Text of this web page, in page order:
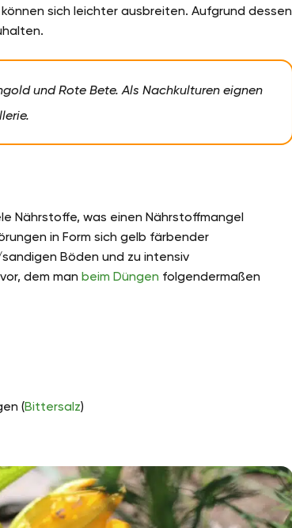
können sich leichter ausbreiten. Aufgrund dessen
und Rote Bete. Als Nachkulturen eignen
Nährstoffe, was einen Nährstoffmangel
in Form sich gelb färbender
Böden und zu intensiv
dem man beim Düngen folgendermaßen
(Bittersalz)